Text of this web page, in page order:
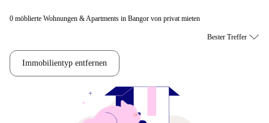
0 möblierte Wohnungen & Apartments in Bangor von privat mieten
Immobilientyp entfernen